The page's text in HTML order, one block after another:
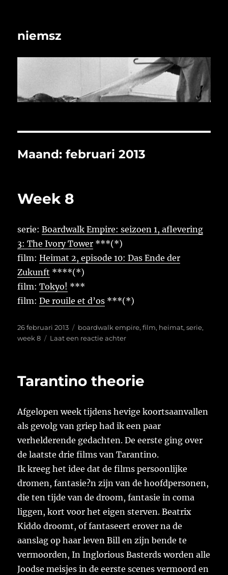
niemsz
Maand:februari 2013
Week 8
serie:Boardwalk Empire: seizoen 1, aflevering
3: The Ivory Tower ***(*)
film:Heimat 2, episode 10: Das Ende der
Zukunft ****(*)
film:Tokyo! ***
film:De rouile et d’os ***(*)
Geplaatst
op
26 februari 2013 Tags
boardwalk empire,film, heimat,serie,
week 8
Laat een reactie achterop
Tarantino theorie
Afgelopen week tijdens hevige koortsaanvallen
als gevolg van griep had ik een paar
verhelderende gedachten. De eerste ging over
de laatste drie films van Tarantino.
Ik kreeg het idee dat de films persoonlijke
dromen, fantasie?n zijn van de hoofdpersonen,
die ten tijde van de droom, fantasie in coma
liggen, kort voor het eigen sterven. Beatrix
Kiddo droomt, of fantaseert erover na de
aanslag op haar leven Bill en zijn bende te
vermoorden, In Inglorious Basterds worden alle
Joodse meisjes in de eerste scenes vermoord en